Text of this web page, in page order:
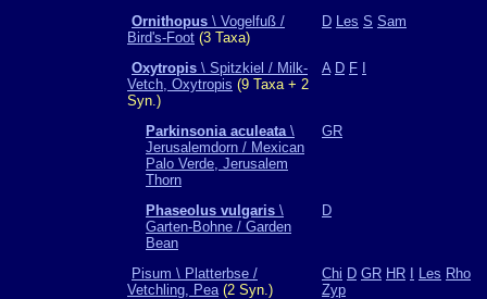
Ornithopus \ Vogelfuß /
Bird's-Foot (3 Taxa)
D Les S Sam
Oxytropis \ Spitzkiel / Milk-
Vetch, Oxytropis (9 Taxa + 2
Syn.)
A D F
Parkinsonia aculeata\
Jerusalemdorn / Mexican
Palo Verde, Jerusalem
Thorn
GR
Phaseolus vulgaris \
Garten-Bohne / Garden
Bean
D
Pisum \ Platterbse /
Vetchling, Pea(2 Syn.)
Chi D GR HR Les Rho
Zyp